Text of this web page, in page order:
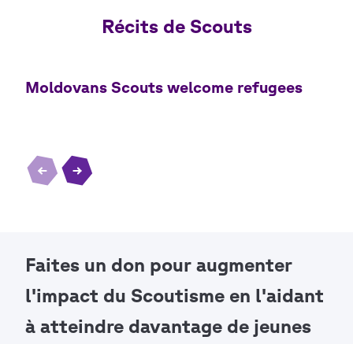
Faites un don pour augmenter
l'impact du Scoutisme en l'aidant
à atteindre davantage de jeunes